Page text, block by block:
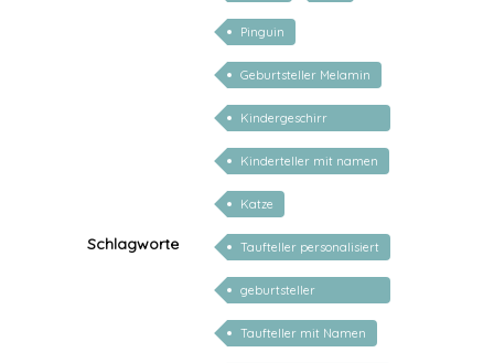
Schlagworte
Pinguin
Geburtsteller Melamin
Kindergeschirr
personalisiert
Kinderteller mit namen
Katze
Taufteller personalisiert
geburtsteller
personalisiert
Taufteller mit Namen